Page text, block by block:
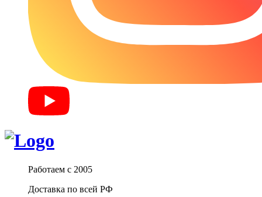
Работаем с 2005
Доставка по всей РФ